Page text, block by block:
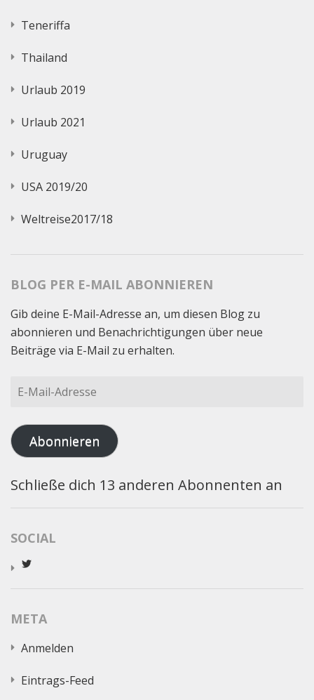
Teneriffa
Thailand
Urlaub 2019
Urlaub 2021
Uruguay
USA 2019/20
Weltreise2017/18
BLOG PER E-MAIL ABONNIEREN
Gib deine E-Mail-Adresse an, um diesen Blog zu
abonnieren und Benachrichtigungen über neue
Beiträge via E-Mail zu erhalten.
E-
Adresse
Abonnieren
Schließe dich 13 anderen Abonnenten an
SOCIAL
anzeigen
META
Anmelden
Eintrags-Feed